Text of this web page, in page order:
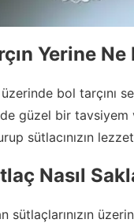
Yerine
üzerinde bol tarçını
güzel bir tavsiyem
sütlacınızın
Nasıl
sütlaçlarınızın